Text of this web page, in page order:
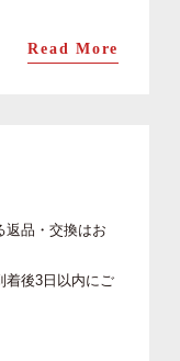
Read More
返品・交換はお
着後3日以内にご